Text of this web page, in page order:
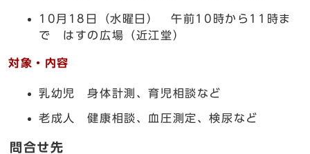
10月18日（水曜日） 午前10時から11時ま
で はすの広場（近江堂）
対象・内容
乳幼児 身体計測、育児相談など
老成人 健康相談、血圧測定、検尿など
問合せ先